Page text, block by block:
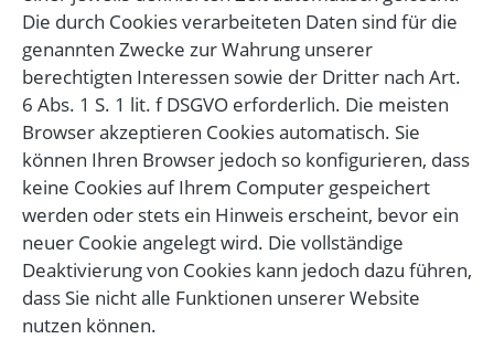
Die durch Cookies verarbeiteten Daten sind für die
genannten Zwecke zur Wahrung unserer
berechtigten Interessen sowie der Dritter nach Art.
6 Abs. 1 S. 1 lit. f DSGVO erforderlich. Die meisten
Browser akzeptieren Cookies automatisch. Sie
können Ihren Browser jedoch so konfigurieren, dass
keine Cookies auf Ihrem Computer gespeichert
werden oder stets ein Hinweis erscheint, bevor ein
neuer Cookie angelegt wird. Die vollständige
Deaktivierung von Cookies kann jedoch dazu führen,
dass Sie nicht alle Funktionen unserer Website
nutzen können.